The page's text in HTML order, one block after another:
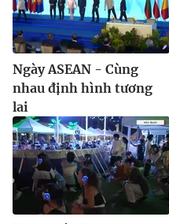
Ngày ASEAN - Cùng
nhau định hình tương
lai